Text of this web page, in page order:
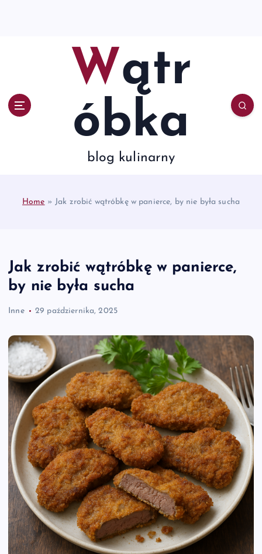
Wątr
óbka
blog kulinarny
Home » Jak zrobić wątróbkę w panierce, by nie była sucha
Jak zrobić wątróbkę w panierce,
by nie była sucha
Inne 29 października, 2025